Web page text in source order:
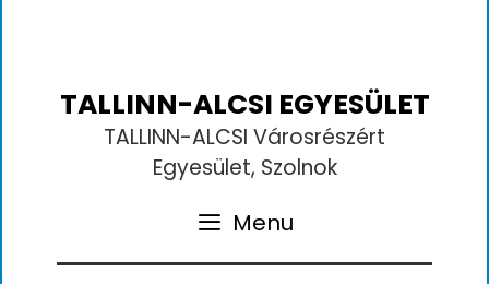
TALLINN-ALCSI EGYESÜLET
TALLINN-ALCSI Városrészért
Egyesület, Szolnok
Menu